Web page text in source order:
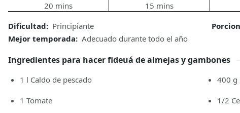
20 mins
15 mins
Dificultad: Principiante
Mejor temporada: Adecuado durante todo el año
Ingredientes para hacer fideuá de almejas y gambones
1 l Caldo de pescado 400 g
1 Tomate 1/2